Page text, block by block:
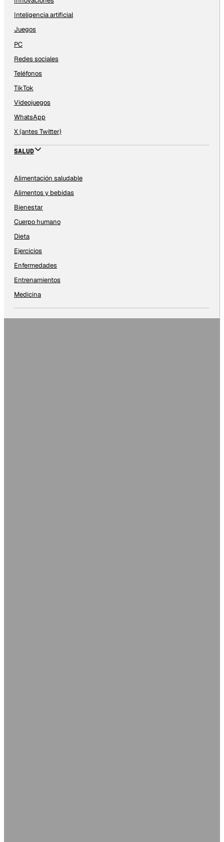
Inteligencia artificial
Juegos
PC
Redes sociales
Teléfonos
TikTok
Videojuegos
WhatsApp
X (antes Twitter)
SALUD
Alimentación saludable
Alimentos y bebidas
Bienestar
Cuerpo humano
Dieta
Ejercicios
Enfermedades
Entrenamientos
Medicina